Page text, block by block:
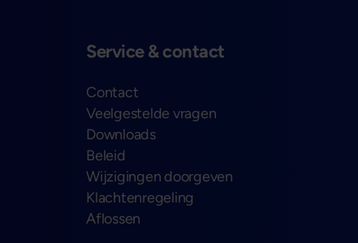
Service & contact
Contact
Veelgestelde vragen
Downloads
Beleid
Wijzigingen doorgeven
Klachtenregeling
Aflossen